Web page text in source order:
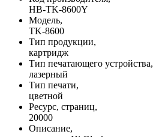
HB-TK-8600Y
Модель,
TK-8600
Тип продукции,
картридж
Тип печатающего устройства,
лазерный
Тип печати,
цветной
Ресурс, страниц,
20000
Описание,